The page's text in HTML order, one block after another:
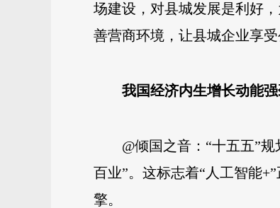
场建设，对县城发展是利好
善营商环境，让县城企业享受
我国经济内生增长动能
@倾国之音：“十五五”
百业”。这标志着“人工智能
擎。